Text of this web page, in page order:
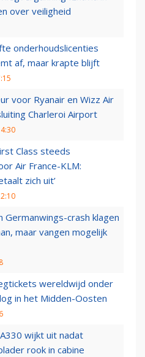
over veiligheid
onderhoudslicenties
af, maar krapte blijft
voor Ryanair en Wizz Air
Charleroi Airport
Class steeds
Air France-KLM:
zich uit’
Germanwings-crash klagen
maar vangen mogelijk
wereldwijd onder
in het Midden-Oosten
wijkt uit nadat
rook in cabine